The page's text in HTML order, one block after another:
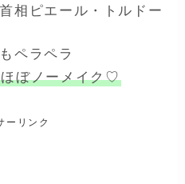
相ピエール・トルドー
ペラペラ
ぼノーメイク♡
ーリンク